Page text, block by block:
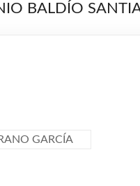
BALDÍO
GARCÍA